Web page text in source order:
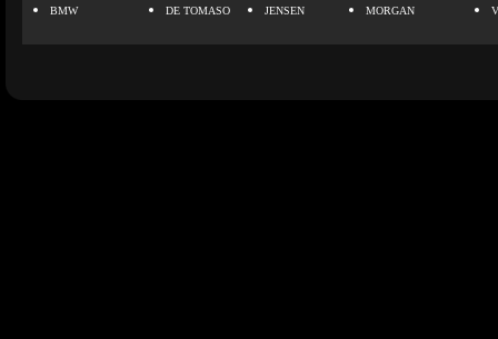
BMW
DE TOMASO
JENSEN
MORGAN